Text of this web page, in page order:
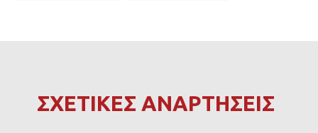
ΣΧΕΤΙΚΕΣ ΑΝΑΡΤΗΣΕΙΣ